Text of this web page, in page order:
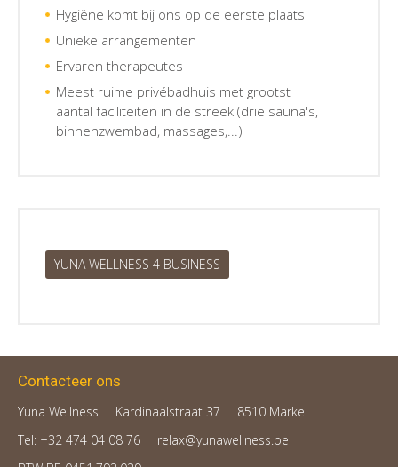
Hygiëne komt bij ons op de eerste plaats
Unieke arrangementen
Ervaren therapeutes
Meest ruime privébadhuis met grootst
aantal faciliteiten in de streek (drie sauna's,
binnenzwembad, massages,...)
YUNA WELLNESS 4 BUSINESS
Contacteer ons
Yuna Wellness Kardinaalstraat 37
8510 Marke
Tel: +32 474 04 08 76
relax@yunawellness.be